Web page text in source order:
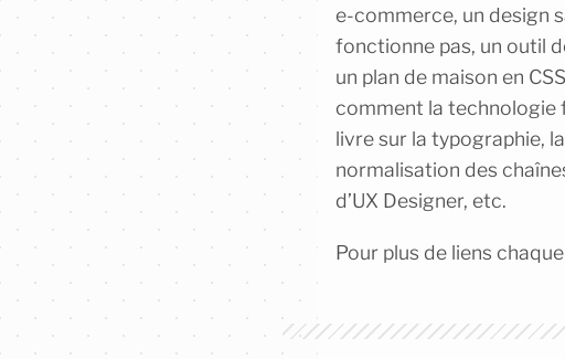
e-commerce, un design
fonctionne pas, un outil
un plan de maison en
comment la technologie
livre sur la typographie,
normalisation des
d’UX Designer, etc.
Pour plus de liens